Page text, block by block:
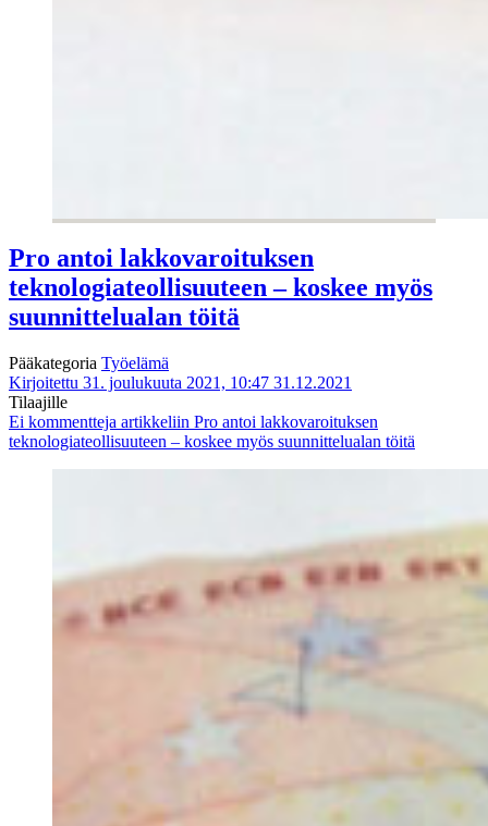
Pro antoi lakkovaroituksen
teknologiateollisuuteen – koskee myös
suunnittelualan töitä
Pääkategoria Työelämä
Kirjoitettu 31. joulukuuta 2021, 10:47 31.12.2021
Tilaajille
Ei kommentteja artikkeliin Pro antoi lakkovaroituksen
teknologiateollisuuteen – koskee myös suunnittelualan töitä